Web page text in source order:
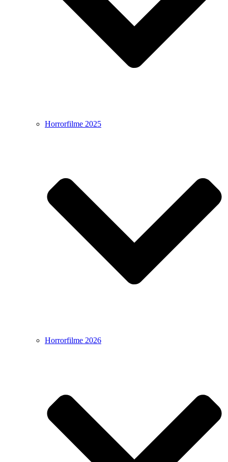
Horrorfilme 2025
Horrorfilme 2026